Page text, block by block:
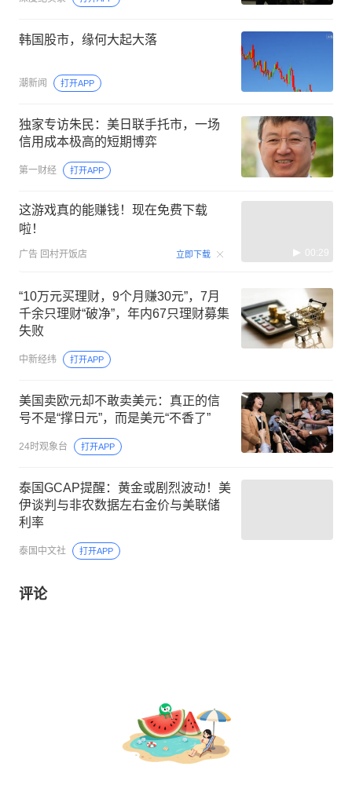
韩国股市，缘何大起大落
潮新闻 打开APP
独家专访朱民：美日联手托市，一场
信用成本极高的短期博弈
第一财经 打开APP
这游戏真的能赚钱！现在免费下载
啦！
广告 回村开饭店 立即下载 00:29
“10万元买理财，9个月赚30元”，7月
千余只理财“破净”，年内67只理财募集
失败
中新经纬 打开APP
美国卖欧元却不敢卖美元：真正的信
号不是“撑日元”，而是美元“不香了”
24时观象台 打开APP
泰国GCAP提醒：黄金或剧烈波动！美
伊谈判与非农数据左右金价与美联储
利率
泰国中文社 打开APP
评论